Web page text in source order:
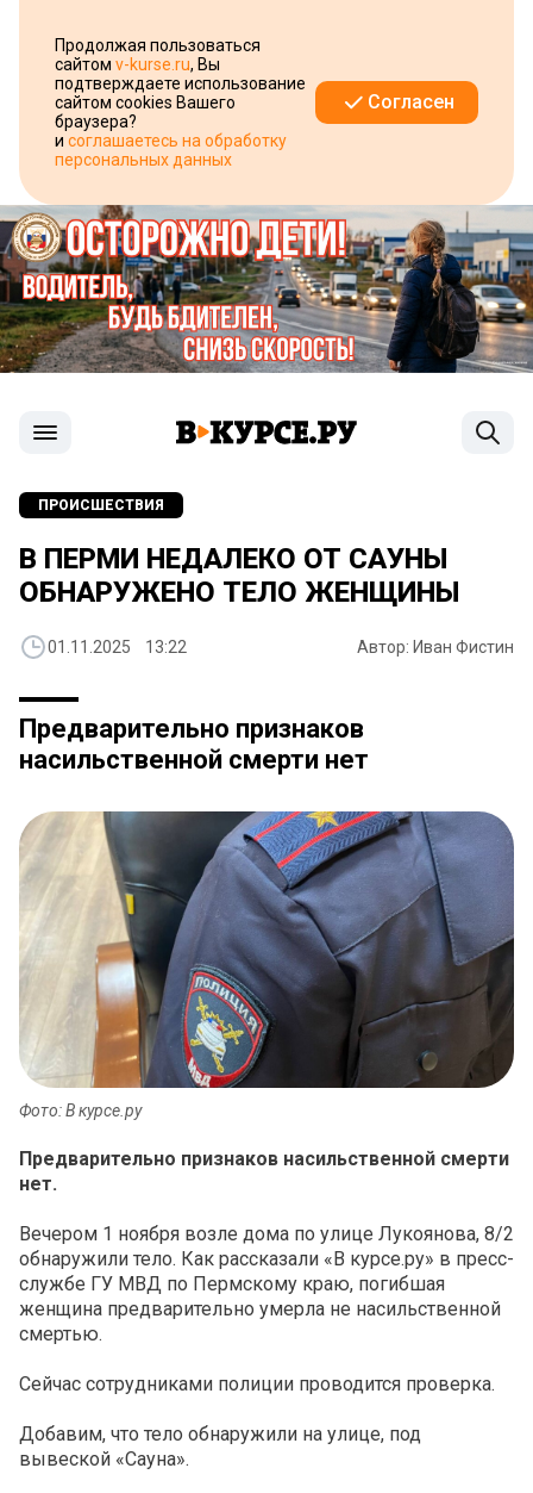
Продолжая пользоваться
сайтом v-kurse.ru, Вы
подтверждаете использование
сайтом cookies Вашего
браузера?
и соглашаетесь на обработку
персональных данных
Согласен
ПРОИСШЕСТВИЯ
В ПЕРМИ НЕДАЛЕКО ОТ САУНЫ
ОБНАРУЖЕНО ТЕЛО ЖЕНЩИНЫ
01.11.2025 13:22 Автор: Иван Фистин
Предварительно признаков
насильственной смерти нет
Фото: В курсе.ру
Предварительно признаков насильственной смерти
нет.
Вечером 1 ноября возле дома по улице Лукоянова, 8/2
обнаружили тело. Как рассказали «В курсе.ру» в пресс-
службе ГУ МВД по Пермскому краю, погибшая
женщина предварительно умерла не насильственной
смертью.
Сейчас сотрудниками полиции проводится проверка.
Добавим, что тело обнаружили на улице, под
вывеской «Сауна».